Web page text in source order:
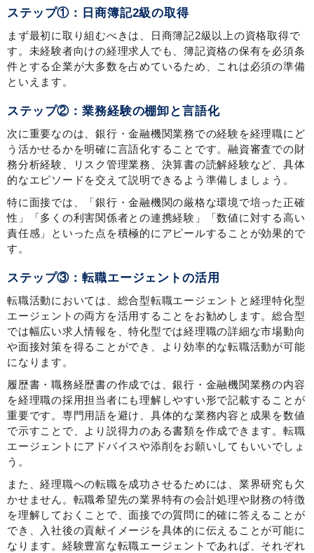
ステップ①：日商簿記2級の取得
まず最初に取り組むべきは、日商簿記2級以上の資格取得で
す。未経験者向けの経理求人でも、簿記資格の保有を必須条
件とする企業が大多数を占めているため、これは必須の準備
といえます。
ステップ②：業務経験の棚卸と言語化
次に重要なのは、銀行・金融機関業務での経験を経理職にど
う活かせるかを明確に言語化することです。融資審査での財
務分析経験、リスク管理業務、決算書の読解経験など、具体
的なエピソードを交えて説明できるよう準備しましょう。
特に面接では、「銀行・金融機関の厳格な環境で培った正確
性」「多くの利害関係者との連携経験」「数値に対する高い
責任感」といった点を積極的にアピールすることが効果的で
す。
ステップ③：転職エージェントの活用
転職活動においては、総合型転職エージェントと経理特化型
エージェントの両方を活用することをお勧めします。総合型
では幅広い求人情報を、特化型では経理職の詳細な市場動向
や面接対策を得ることができ、より効率的な転職活動が可能
になります。
履歴書・職務経歴書の作成では、銀行・金融機関業務の内容
を経理職の採用担当者にも理解しやすい形で記載することが
重要です。専門用語を避け、具体的な業務内容と成果を数値
で示すことで、より説得力のある書類を作成できます。転職
エージェントにアドバイスや添削をお願いしてもいいでしょ
う。
また、経理職への転職を成功させるためには、業界研究も欠
かせません。転職希望先の業界特有の会計処理や財務の特徴
を理解しておくことで、面接での質問に的確に答えることが
でき、入社後の貢献イメージを具体的に伝えることが可能に
なります。経験豊富な転職エージェントであれば、それぞれ